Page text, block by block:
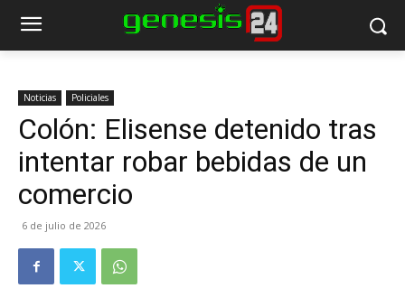
Noticias Policiales
Colón: Elisense detenido tras
intentar robar bebidas de un
comercio
6 de julio de 2026